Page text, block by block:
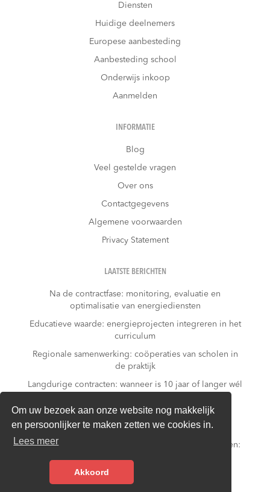
Om uw bezoek aan onze website nog makkelijk
en persoonlijker te maken zetten we cookies in.
Lees meer
Akkoord
Diensten
Huidige deelnemers
Europese aanbesteding
Aanbesteding school
Onderwijs inkoop
Aanmelden
INFORMATIE
Blog
Veel gestelde vragen
Over ons
Contactgegevens
Algemene voorwaarden
Privacy Statement
LAATSTE BERICHTEN
Na de contractfase: monitoring, evaluatie en
optimalisatie van energiediensten
Educatieve waarde: energieprojecten integreren in het
curriculum
Regionale samenwerking: coöperaties van scholen in
de praktijk
Langdurige contracten: wanneer is 10 jaar of langer wél
Subsidies & financieringsopties voor duurzame
schoolenergieprojecten
Slim omgaan met vakanties & wisselende schooltijden: